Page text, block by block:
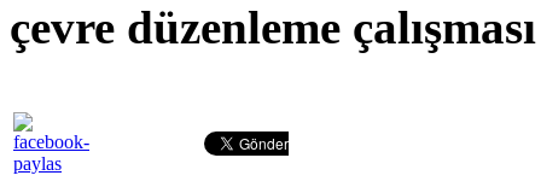
çevre düzenleme